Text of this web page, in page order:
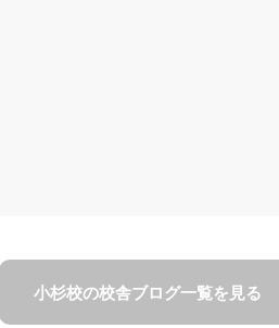
小杉校の校舎ブログ一覧を見る